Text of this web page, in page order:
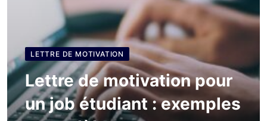
LETTRE DE MOTIVATION
Lettre de motivation pour
un job étudiant : exemples